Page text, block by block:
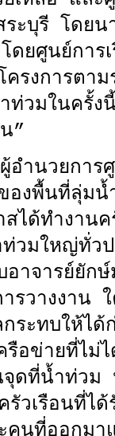
ะบุรี โดย
ดยศูนย์กา
โครงการ
ท่วมในครั้
”
ำนวยการ
องพื้นที่ลุ่มน้
ได้ทำงานค
มใหญ่ทั่วป
าจารย์ยัก
วางงาน
ระทบให้ไ
อข่ายที่ไม่
จุดที่น้ำท่วม
วเรือนที่ไ
ะคนที่ออก